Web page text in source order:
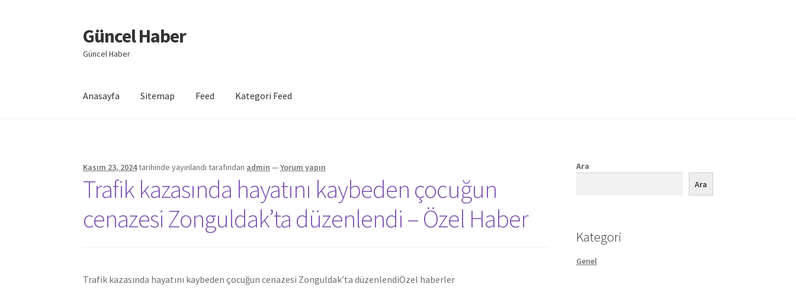
Dolaşıma
geç
İçeriğe
geç
Güncel Haber
Güncel Haber
Anasayfa Sitemap Feed Kategori Feed
Kasım 23, 2024tarihinde yayınlandı tarafından admin —Yorum yapın
Trafik kazasında hayatını kaybeden çocuğun
cenazesi Zonguldak’ta düzenlendi – Özel Haber
Trafik kazasında hayatını kaybeden çocuğun cenazesi Zonguldak’ta düzenlendiÖzel haberler
Ara
Ara
Kategori
Genel